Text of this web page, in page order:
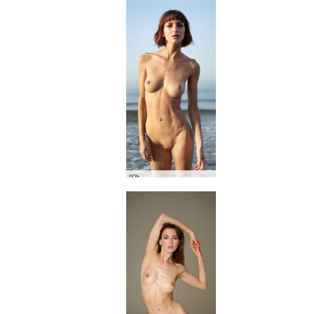
Флора гола на плажа